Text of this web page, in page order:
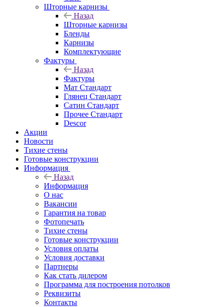
Шторные карнизы
Назад
Шторные карнизы
Бленды
Карнизы
Комплектующие
Фактуры
Назад
Фактуры
Мат Стандарт
Глянец Стандарт
Сатин Стандарт
Прочее Стандарт
Descor
Акции
Новости
Тихие стены
Готовые конструкции
Информация
Назад
Информация
О нас
Вакансии
Гарантия на товар
Фотопечать
Тихие стены
Готовые конструкции
Условия оплаты
Условия доставки
Партнеры
Как стать дилером
Программа для построения потолков
Реквизиты
Контакты